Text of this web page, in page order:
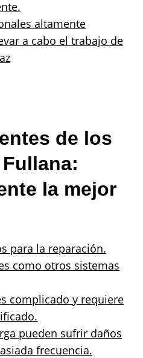
altamente
a cabo el trabajo de
de los
la mejor
para la reparación.
como otros sistemas
complicado y requiere
pueden sufrir daños
frecuencia.